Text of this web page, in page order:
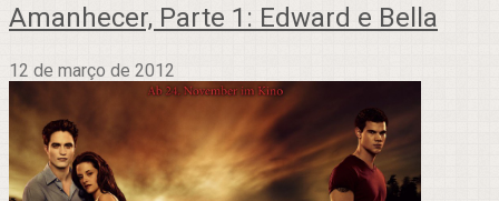
Amanhecer, Parte 1: Edward e Bella
12 de março de 2012